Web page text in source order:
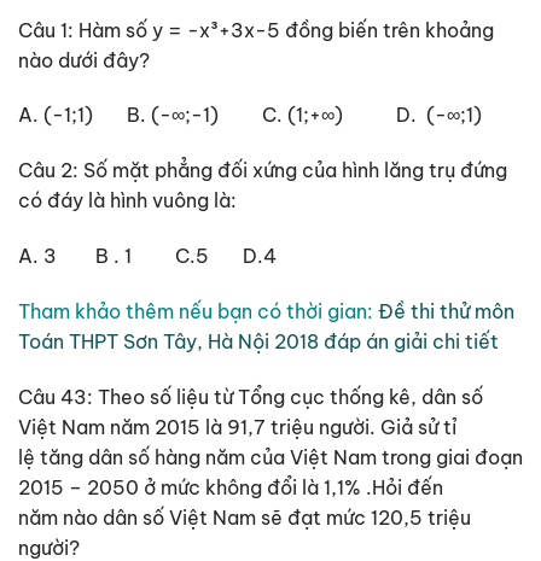
Câu 1: Hàm số y = -x³+3x-5 đồng biến trên khoảng
nào dưới đây?
A. (-1;1) B. (-∞;-1) C. (1;+∞) D. (-∞;1)
Câu 2: Số mặt phẳng đối xứng của hình lăng trụ đứng
có đáy là hình vuông là:
A. 3 B . 1 C.5 D.4
Tham khảo thêm nếu bạn có thời gian: Đề thi thử môn
Toán THPT Sơn Tây, Hà Nội 2018 đáp án giải chi tiết
Câu 43: Theo số liệu từ Tổng cục thống kê, dân số
Việt Nam năm 2015 là 91,7 triệu người. Giả sử tỉ
lệ tăng dân số hàng năm của Việt Nam trong giai đoạn
2015 – 2050 ở mức không đổi là 1,1% .Hỏi đến
năm nào dân số Việt Nam sẽ đạt mức 120,5 triệu
người?